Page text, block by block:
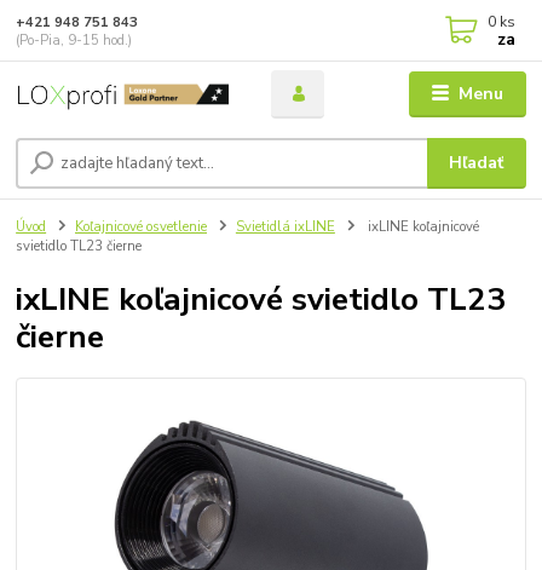
Menu
Hľadať
+421 948 751 843
(Po-Pia, 9-15 hod.)
0 ks
za
Úvod Koľajnicové osvetlenie Svietidlá ixLINE
ixLINE koľajnicové
svietidlo TL23 čierne
ixLINE koľajnicové svietidlo TL23
čierne